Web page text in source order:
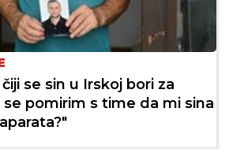
se sin u Irskoj bori za
pomirim s time da mi sina